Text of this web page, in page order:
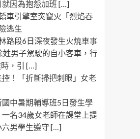
因為抱怨加班 […]
車引擎室突竄火「烈焰吞
逃生
路段6日深夜發生火燒車事
男子駕駛的自小客車，行
，引 […]
！「折斷掃把刺眼」女老
中暑期輔導班5日發生學
名34歲女老師在課堂上提
男學生遵守 […]